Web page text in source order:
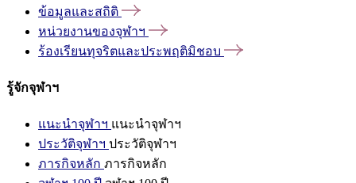
ข้อมูลและสถิติ
หน่วยงานของจุฬาฯ
ร้องเรียนทุจริตและประพฤติมิชอบ
รู้จักจุฬาฯ
แนะนำจุฬาฯ แนะนำจุฬาฯ
ประวัติจุฬาฯ ประวัติจุฬาฯ
ภารกิจหลัก ภารกิจหลัก